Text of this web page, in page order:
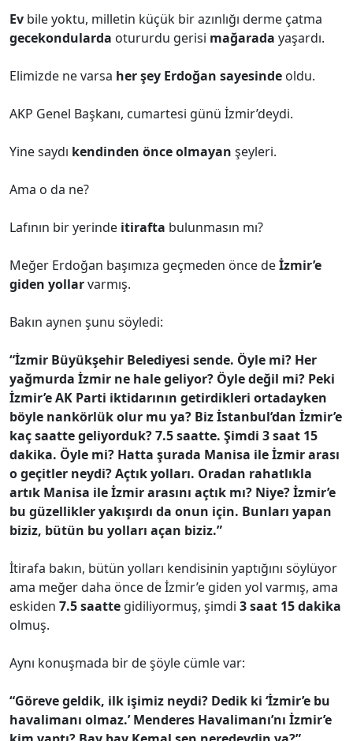
Ev bile yoktu, milletin küçük bir azınlığı derme çatma
gecekondularda otururdu gerisi mağarada yaşardı.
Elimizde ne varsa her şey Erdoğan sayesinde oldu.
AKP Genel Başkanı, cumartesi günü İzmir’deydi.
Yine saydı kendinden önce olmayan şeyleri.
Ama o da ne?
Lafının bir yerinde itirafta bulunmasın mı?
Meğer Erdoğan başımıza geçmeden önce deİzmir’e
giden yollarvarmış.
Bakın aynen şunu söyledi:
“İzmir Büyükşehir Belediyesi sende. Öyle mi? Her
yağmurda İzmir ne hale geliyor? Öyle değil mi? Peki
İzmir’e AK Parti iktidarının getirdikleri ortadayken
böyle nankörlük olur mu ya? Biz İstanbul’dan İzmir’e
kaç saatte geliyorduk? 7.5 saatte. Şimdi 3 saat 15
dakika. Öyle mi? Hatta şurada Manisa ile İzmir arası
o geçitler neydi? Açtık yolları. Oradan rahatlıkla
artık Manisa ile İzmir arasını açtık mı? Niye? İzmir’e
bu güzellikler yakışırdı da onun için. Bunları yapan
biziz, bütün bu yolları açan biziz.”
İtirafa bakın, bütün yolları kendisinin yaptığını söylüyor
ama meğer daha önce de İzmir’e giden yol varmış, ama
eskiden 7.5 saatte gidiliyormuş, şimdi 3 saat 15 dakika
olmuş.
Aynı konuşmada bir de şöyle cümle var:
“Göreve geldik, ilk işimiz neydi? Dedik ki ‘İzmir’e bu
havalimanı olmaz.’ Menderes Havalimanı’nı İzmir’e